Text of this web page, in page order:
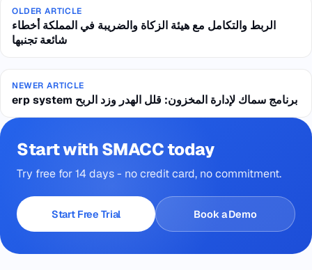
OLDER ARTICLE
الربط والتكامل مع هيئة الزكاة والضريبة في المملكة أخطاء
شائعة تجنبها
NEWER ARTICLE
erp system برنامج سماك لإدارة المخزون: قلل الهدر وزد الربح
Start with SMACC today
Try free for 14 days - no credit card, no commitment.
Start Free Trial Book a Demo